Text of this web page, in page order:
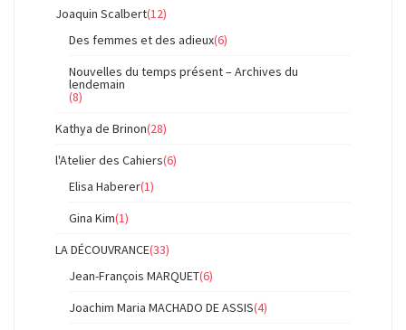
Joaquin Scalbert(12)
Des femmes et des adieux(6)
Nouvelles du temps présent – Archives du
lendemain
(8)
Kathya de Brinon(28)
l'Atelier des Cahiers(6)
Elisa Haberer(1)
Gina Kim(1)
LA DÉCOUVRANCE(33)
Jean-François MARQUET(6)
Joachim Maria MACHADO DE ASSIS(4)